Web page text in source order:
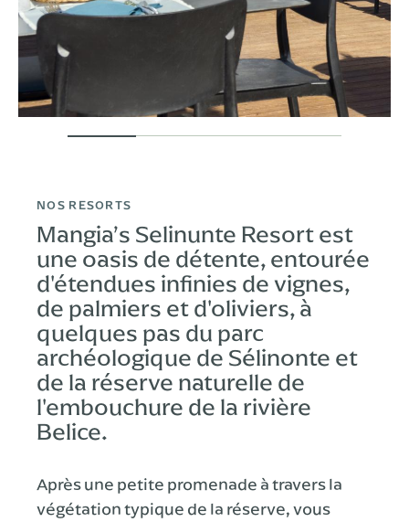
NOS RESORTS
Mangia’s Selinunte Resort est
une oasis de détente, entourée
d'étendues infinies de vignes,
de palmiers et d'oliviers, à
quelques pas du parc
archéologique de Sélinonte et
de la réserve naturelle de
l'embouchure de la rivière
Belice.
Après une petite promenade à travers la
végétation typique de la réserve, vous